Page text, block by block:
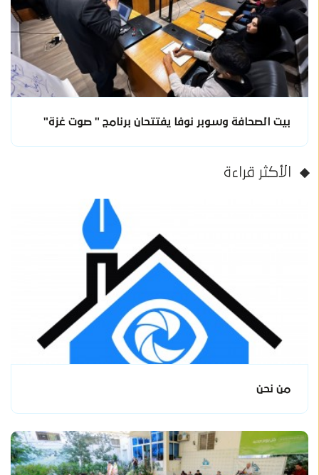
بيت الصحافة وسوبر نوفا يفتتحان برنامج " صوت غزة"
الأكثر قراءة
من نحن